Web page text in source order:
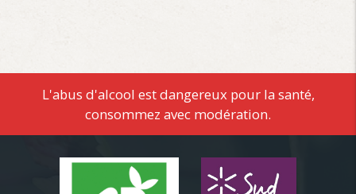
L'abus d'alcool est dangereux pour la santé,
consommez avec modération.